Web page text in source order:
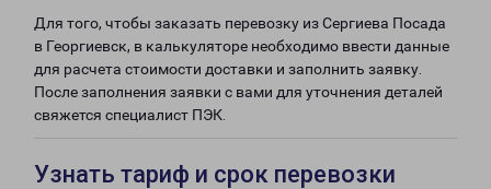
Для того, чтобы заказать перевозку из Сергиева Посада
в Георгиевск, в калькуляторе необходимо ввести данные
для расчета стоимости доставки и заполнить заявку.
После заполнения заявки с вами для уточнения деталей
свяжется специалист ПЭК.
Узнать тариф и срок перевозки